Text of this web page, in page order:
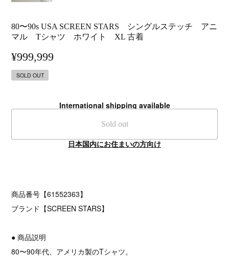
80〜90s USA SCREEN STARS シングルステッチ アニ
マル Tシャツ ホワイト XL 古着
¥999,999
SOLD OUT
International shipping available
Sold out
日本国内にお住まいの方向け
商品番号【61552363】
ブランド【SCREEN STARS】
● 商品説明
80〜90年代、アメリカ製のTシャツ。